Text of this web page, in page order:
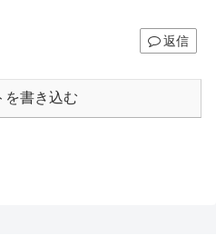
返信
を書き込む